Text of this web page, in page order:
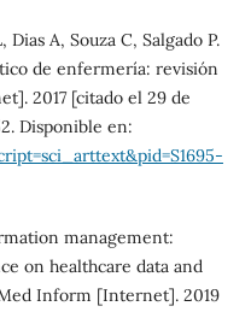
A, Souza C, Salgado P.
de enfermería: revisión
2017 [citado el 29 de
Disponible en:
management:
on healthcare data and
Inform [Internet]. 2019